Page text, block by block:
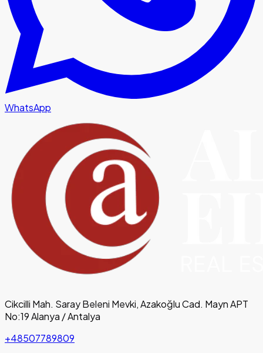
WhatsApp
Cikcilli Mah. Saray Beleni Mevki, Azakoğlu Cad. Mayn APT
No:19 Alanya / Antalya
+48507789809